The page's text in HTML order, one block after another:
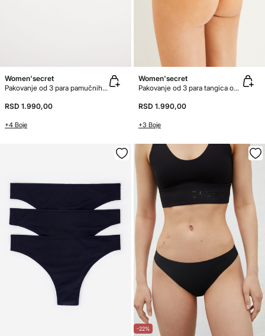
Women'secret
Pakovanje od 3 para pamučnih tangica
RSD 1.990,00
+4 Boje
Women'secret
Pakovanje od 3 para tangica od mikrovlakna
RSD 1.990,00
+3 Boje
-22%